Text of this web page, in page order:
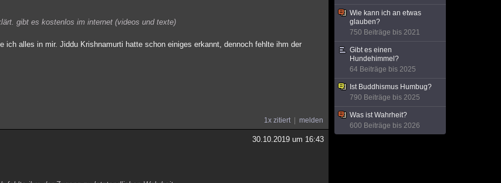
gibt es kostenlos im internet (videos und texte)
ich alles in mir. Jiddu Krishnamurti hatte schon einiges erkannt, dennoch fehlte ihm der
1x zitiert melden
30.10.2019 um 16:43
Wie kann ich an etwas
glauben?
750 Beiträge bis 2021
Gibt es einen
Hundehimmel?
64 Beiträge bis 2025
Ist Buddhismus Humbug?
790 Beiträge bis 2025
Was ist Wahrheit?
600 Beiträge bis 2026